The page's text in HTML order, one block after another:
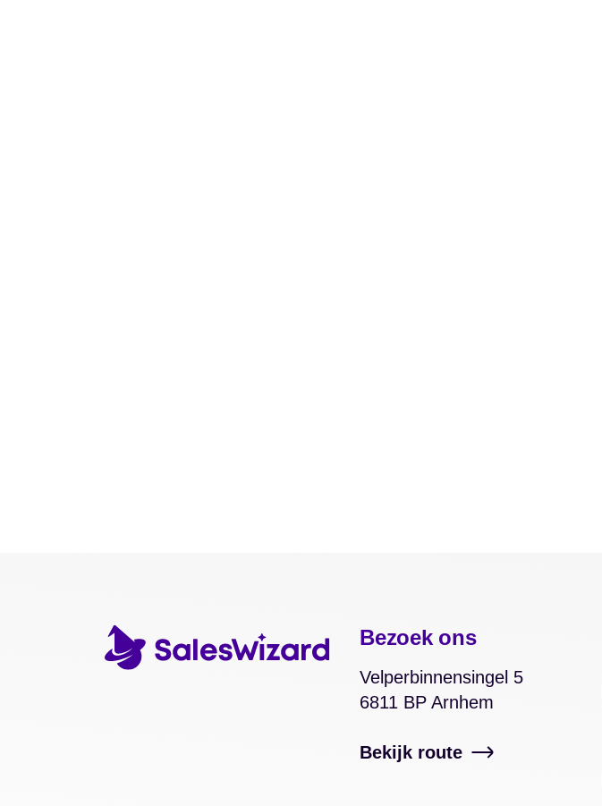
Bezoek ons
Velperbinnensingel 5
6811 BP Arnhem
Bekijk route